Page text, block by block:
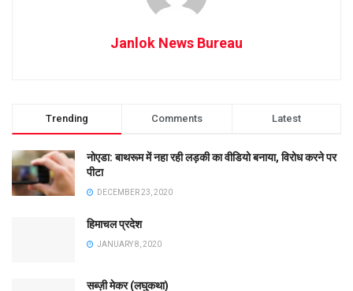
Janlok News Bureau
Trending Comments Latest
नोएडा: बाथरूम में नहा रही लड़की का वीडियो बनाया, विरोध करने पर
पीटा
DECEMBER 23, 2020
हिमाचल प्रदेश
JANUARY 8, 2020
सब्ज़ी मेकर (लघुकथा)